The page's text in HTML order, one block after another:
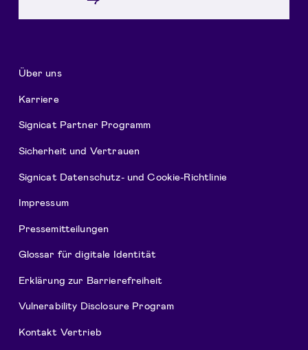
Über uns
Karriere
Signicat Partner Programm
Sicherheit und Vertrauen
Signicat Datenschutz- und Cookie-Richtlinie
Impressum
Pressemitteilungen
Glossar für digitale Identität
Erklärung zur Barrierefreiheit
Vulnerability Disclosure Program
Kontakt Vertrieb